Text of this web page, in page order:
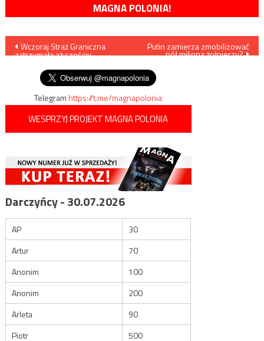
MAGNA POLONIA!
Nawigacja
wpisu
Wczoraj Straż Graniczna
zatrzymała aż sześciu
Putin zamierza zmobilizować
pół miliona żołnierzy?
Telegramhttps://t.me/magnapolonia
WESPRZYJ PROJEKT MAGNA POLONIA
Darczyńcy - 30.07.2026
AP
30
Artur
70
Anonim
100
Anonim
200
Arleta
90
Piotr
500